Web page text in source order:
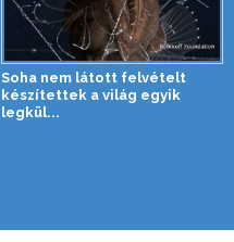
Soha nem látott felvételt
készítettek a világ egyik
legkül...